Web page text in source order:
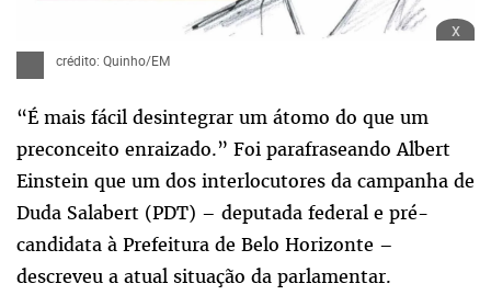
x
crédito: Quinho/EM
“É mais fácil desintegrar um átomo do que um
preconceito enraizado.” Foi parafraseando Albert
Einstein que um dos interlocutores da campanha de
Duda Salabert (PDT) – deputada federal e pré-
candidata à Prefeitura de Belo Horizonte –
descreveu a atual situação da parlamentar.